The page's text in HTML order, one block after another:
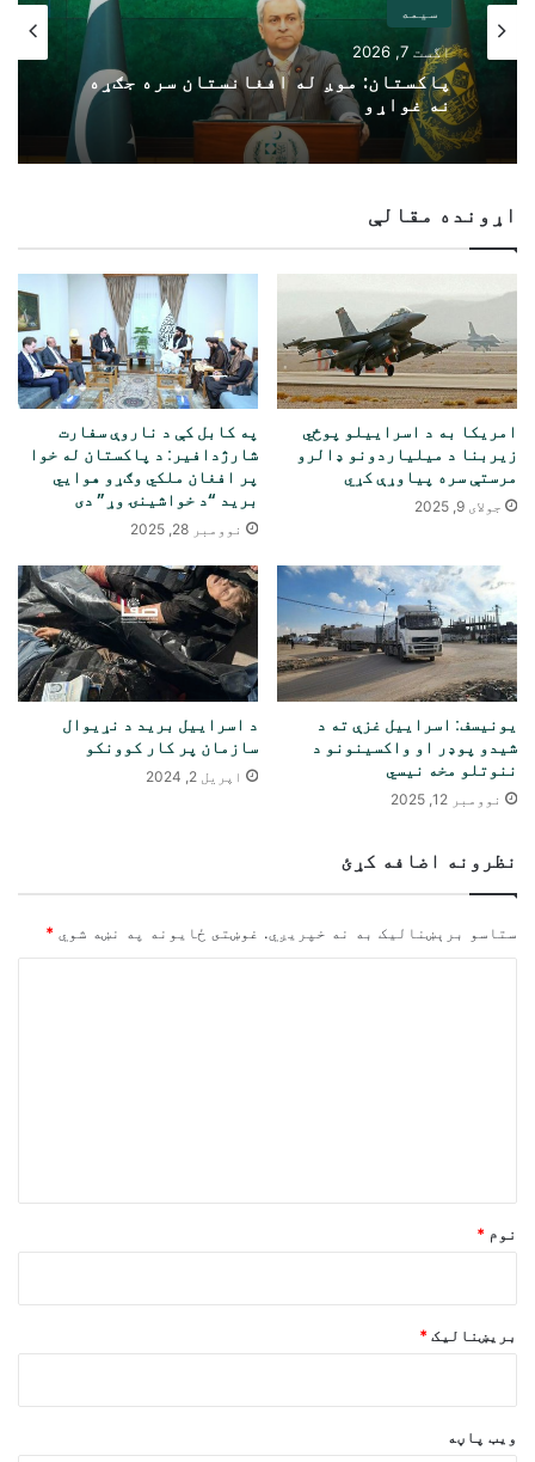
سیمه
اگست 7, 2026
پاکستان: موږ له افغانستان سره جګړه
نه غواړو
اړونده مقالې
امریکا به د اسراییلو پوځي
زیربنا د میلیاردونو ډالرو
مرستې سره پیاوړې کړي
جولای 9, 2025
په کابل کې د ناروې سفارت
شارژدافیر: د پاکستان له خوا
پر افغان ملکي وګړو هوايي
برید “د خواشینۍ وړ” دی
نوومبر 28, 2025
یونیسف: اسراییل غزې ته د
شیدو پوډر او واکسینونو د
ننوتلو مخه نیسي
نوومبر 12, 2025
د اسراییل برید د نړیوال
سازمان پر کار کوونکو
اپریل 2, 2024
نظرونه اضافه کړئ
ستاسو برېښناليک به نه خپريږي. غوښتى ځایونه په نښه شوي *
نوم *
بریښنالیک *
ویب پاڼه